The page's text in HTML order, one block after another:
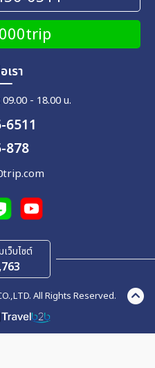
รา
09.00 - 18.00 น.
6511
878
ว็บไซต์
All Rights Reserved.